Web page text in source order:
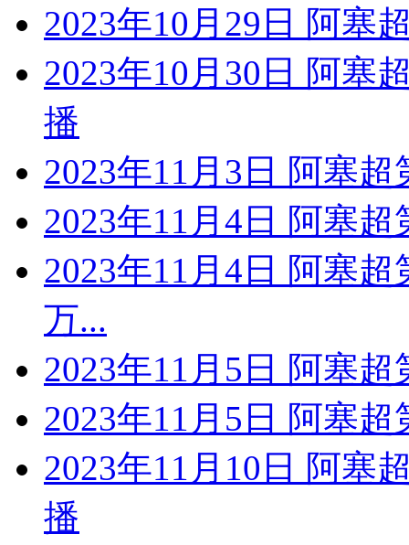
2023年10月29日 阿塞
2023年10月30日 阿塞
播
2023年11月3日 阿塞
2023年11月4日 阿塞
2023年11月4日 阿塞
万...
2023年11月5日 阿塞
2023年11月5日 阿塞
2023年11月10日 阿塞
播